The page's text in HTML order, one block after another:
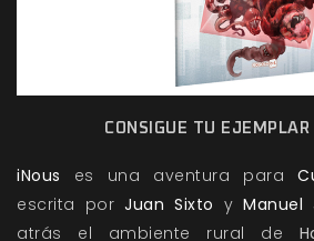
CONSIGUE TU EJEMPLAR
iNous es una aventura para
escrita por Juan Sixto y Manuel
atrás el ambiente rural de